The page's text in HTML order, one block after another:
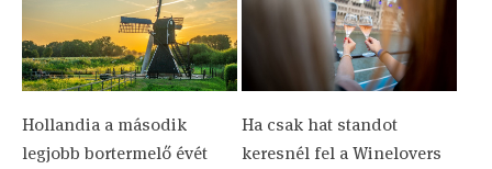
Hollandia a második
legjobb bortermelő évét
Ha csak hat standot
keresnél fel a Winelovers